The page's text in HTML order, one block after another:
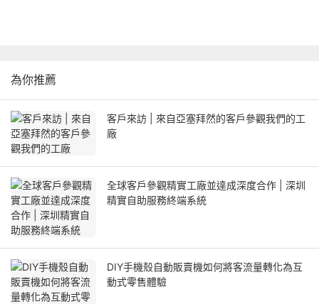
為你推薦
客戶來訪 | 來自亞塞拜然的客戶參觀我們的工
廠
全球客戶參觀精實工廠並達成深度合作 | 深圳
精實自助服務終端系統
DIY手機殼自動販賣機如何將客流量轉化為互
動式零售體驗